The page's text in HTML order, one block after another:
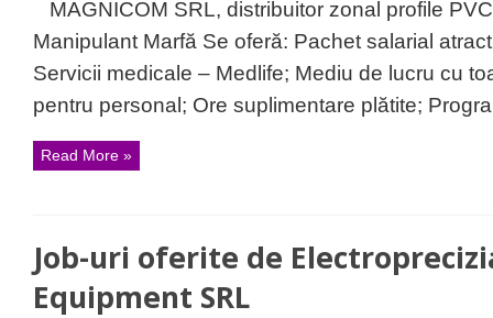
MAGNICOM SRL, distribuitor zonal profile
Manipulant Marfă Se oferă: Pachet salarial
Servicii medicale – Medlife; Mediu de lucru cu
pentru personal; Ore suplimentare plătite;
Read More »
Job-uri oferite de
Equipment SRL